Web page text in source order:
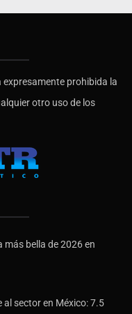
prohibida la
otro uso de los
más bella de 2026 en
sector en México: 7.5